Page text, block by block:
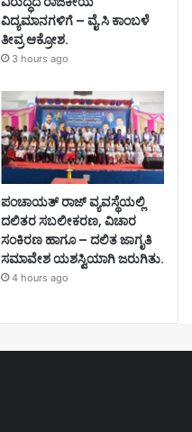
ವಿದ್ಯಮಾನಗಳಿಗೆ – ವೈ.ಸಿ ಕಾಂಬಳೆ
ತೀವ್ರ ಆಕ್ರೋಶ.
3 hours ago
ಪಂಚಾಯತ್ ರಾಜ್ ವ್ಯವಸ್ಥೆಯಲ್ಲಿ
ದಲಿತರ ಸಬಲೀಕರಣ, ವಿಚಾರ
ಸಂಕಿರಣ ಹಾಗೂ – ದಲಿತ ಜಾಗೃತಿ
ಸಮಾವೇಶ ಯಶಸ್ವಿಯಾಗಿ ಜರುಗಿತು.
4 hours ago